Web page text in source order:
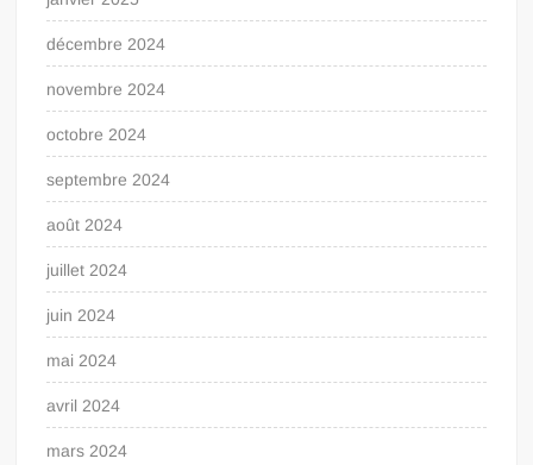
décembre 2024
novembre 2024
octobre 2024
septembre 2024
août 2024
juillet 2024
juin 2024
mai 2024
avril 2024
mars 2024